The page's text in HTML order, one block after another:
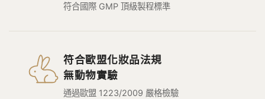
符合國際 GMP 頂級製程標準
符合歐盟化妝品法規
無動物實驗
通過歐盟 1223/2009 嚴格檢驗